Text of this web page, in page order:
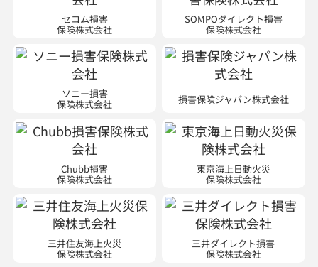
セコム損害
保険株式会社
SOMPOダイレクト損害
保険株式会社
ソニー損害
保険株式会社 損害保険ジャパン株式会社
Chubb損害
保険株式会社
東京海上日動火災
保険株式会社
三井住友海上火災
保険株式会社
三井ダイレクト損害
保険株式会社